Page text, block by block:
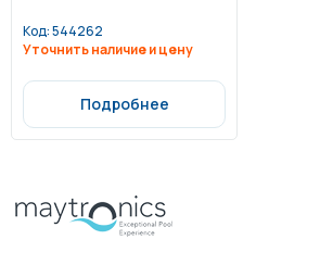
Код:544262
Уточнить наличие и цену
Подробнее